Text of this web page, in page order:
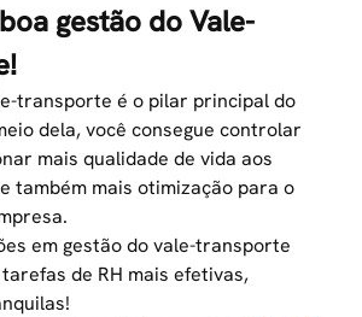
gestão do Vale-
transporte é o pilar principal do
dela, você consegue controlar
mais qualidade de vida aos
também mais otimização para o
em gestão do vale-transporte
de RH mais efetivas,